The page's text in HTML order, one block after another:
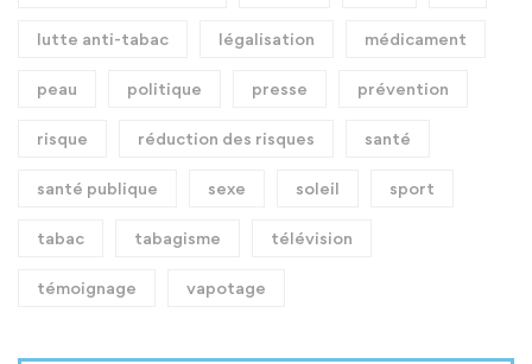
lutte anti-tabac légalisation médicament
peau politique presse prévention
risque réduction des risques santé
santé publique sexe soleil sport
tabac tabagisme télévision
témoignage vapotage